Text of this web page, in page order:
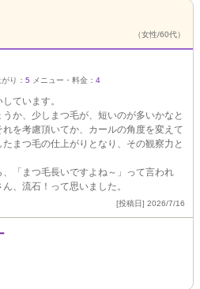
（女性/60代）
り： 5 メニュー・料金： 4
ています。
か、少しまつ毛が、短いのが多いかなと
を考慮頂いてか、カールの角度を変えて
まつ毛の仕上がりとなり、その観察力と
「まつ毛長いですよね～」って言われ
、流石！って思いました。
[投稿日] 2026/7/16